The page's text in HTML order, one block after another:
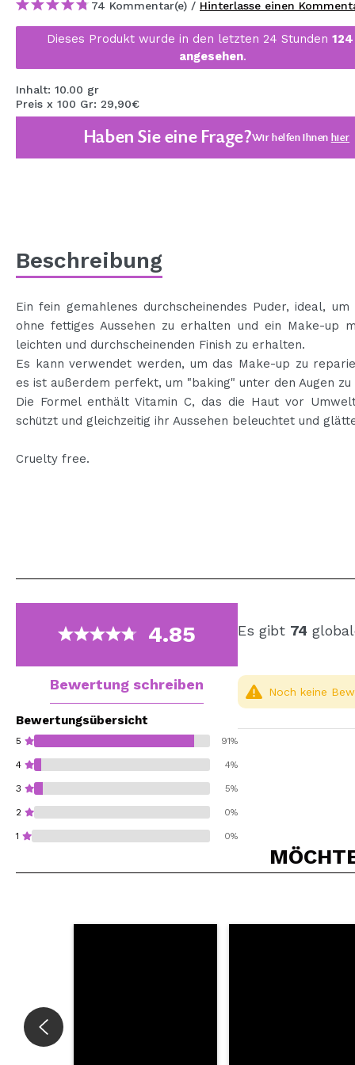
KOREA ZONE
TRAVEL SIZE
NATURE
SPECIALS
BALD VERFÜGBAR
74 Kommentar(e) / Hinterlasse einen
Dieses Produkt wurde in den letzten 24 Stunden
angesehen.
Inhalt: 10.00 gr
Preis x 100 Gr: 29,90€
Haben Sie eine Frage?Wir helfen Ihnen hier
Beschreibung
Ein fein gemahlenes durchscheinendes Puder, ideal, um
ohne fettiges Aussehen zu erhalten und ein Make-up
leichten und durchscheinenden Finish zu erhalten.
Es kann verwendet werden, um das Make-up zu
es ist außerdem perfekt, um "baking" unter den Augen zu
Die Formel enthält Vitamin C, das die Haut vor
schützt und gleichzeitig ihr Aussehen beleuchtet und
Cruelty free.
4.85
Bewertung schreiben
Bewertungsübersicht
5 91%
4 4%
3 5%
2 0%
1 0%
Es gibt 74
Noch keine